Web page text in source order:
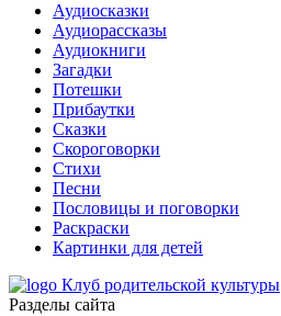
Аудиосказки
Аудиорассказы
Аудиокниги
Загадки
Потешки
Прибаутки
Сказки
Скороговорки
Стихи
Песни
Пословицы и поговорки
Раскраски
Картинки для детей
Клуб родительской культуры
Разделы сайта